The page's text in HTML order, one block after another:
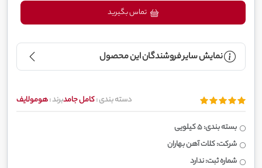
نمایش سایر فروشندگان این محصول
دسته بندی :کامل جامدبرند :هومولایف
بسته بندی: 5 کیلویی
شرکت: کلات آهن بهاران
شماره ثبت: ندارد